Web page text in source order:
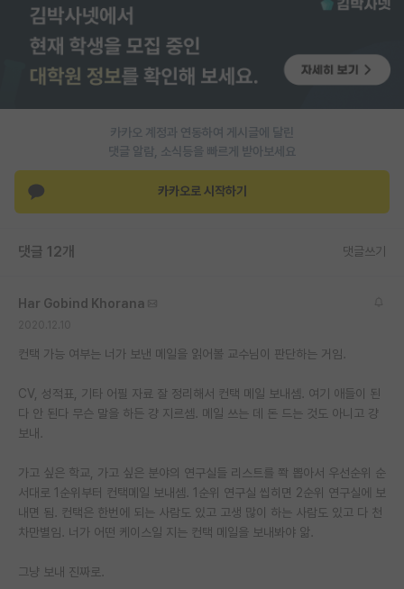
카카오 계정과 연동하여 게시글에 달린
댓글 알람, 소식등을 빠르게 받아보세요
카카오로 시작하기
댓글 12개 댓글쓰기
Har Gobind Khorana
컨택 가능 여부는 너가 보낸 메일을 읽어볼 교수님이 판단하는 거임.
CV, 성적표, 기타 어필 자료 잘 정리해서 컨택 메일 보내셈. 여기 애들이 된
다 안 된다 무슨 말을 하든 걍 지르셈. 메일 쓰는 데 돈 드는 것도 아니고 걍
보내.
가고 싶은 학교, 가고 싶은 분야의 연구실들 리스트를 쫙 뽑아서 우선순위 순
서대로 1순위부터 컨택메일 보내셈. 1순위 연구실 씹히면 2순위 연구실에 보
내면 됨. 컨택은 한번에 되는 사람도 있고 고생 많이 하는 사람도 있고 다 천
차만별임. 너가 어떤 케이스일 지는 컨택 메일을 보내봐야 앎.
그냥 보내 진짜로.